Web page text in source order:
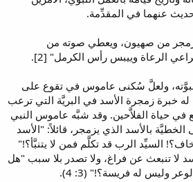
عنهما في المقدِّمة.
من صهيون، ويعطي صوته من
الرعاة وييبس رأس الكرمل" [2].
ولعلَّ سُكنى عاموس في تقوع على
له خبرة زمجرة الأسد في البريَّة التي ترعب
في حياة الفلاَّحين. وقد شبَّه عاموس النبي
بالأسد الذي يزمجر، قائلاً: "الأسد
السيِّد الرب قد تكلَّم فمن لا يتنبَّأ؟!"
لا تنبعث عن فراغ، ولا تصدر بلا سبب "هل
وليس له فريسة؟!" (3: 4).